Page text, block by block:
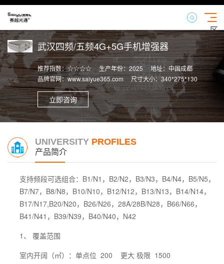
区
域【切
换】
武汉四频/五频4G+5G手机增强器
推荐指数：☆☆☆☆ 生产年份：2025
地址：中国成都
品牌官网：www.saiyue365.com
尺寸大小：340*275*130
立即咨询
UNIVERSITY PROFILES
产品简介
支持频段可选组合：B1/N1，B2/N2，B3/N3，B4/N4，B5/N5，
B7/N7，B8/N8，B10/N10，B12/N12，B13/N13，B14/N14，
B17/N17,B20/N20，B26/N26，28A/28B/N28，B66/N66，
B41/N41，B39/N39，B40/N40，N42
1、 覆盖范围
室内开阔（㎡）：单点位 200 更大 极限 1500